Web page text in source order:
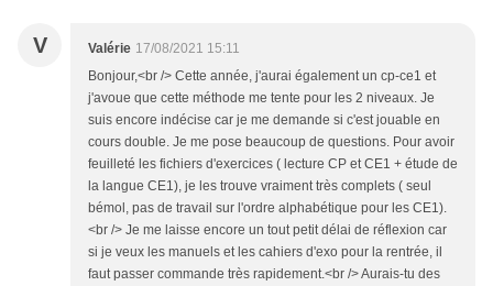
V Valérie 17/08/2021 15:11
Bonjour,<br /> Cette année, j'aurai également un cp-ce1 et
j'avoue que cette méthode me tente pour les 2 niveaux. Je
suis encore indécise car je me demande si c'est jouable en
cours double. Je me pose beaucoup de questions. Pour avoir
feuilleté les fichiers d'exercices ( lecture CP et CE1 + étude de
la langue CE1), je les trouve vraiment très complets ( seul
bémol, pas de travail sur l'ordre alphabétique pour les CE1).
<br /> Je me laisse encore un tout petit délai de réflexion car
si je veux les manuels et les cahiers d'exo pour la rentrée, il
faut passer commande très rapidement.<br /> Aurais-tu des